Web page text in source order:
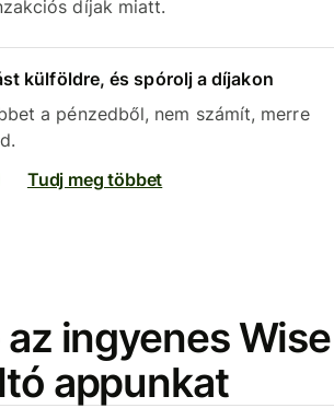
díjak miatt.
külföldre, és spórolj a díjakon
a pénzedből, nem számít, merre
Tudj meg többet
ingyenes Wise
appunkat